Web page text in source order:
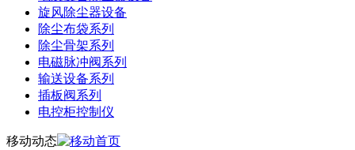
旋风除尘器设备
除尘布袋系列
除尘骨架系列
电磁脉冲阀系列
输送设备系列
插板阀系列
电控柜控制仪
移动动态